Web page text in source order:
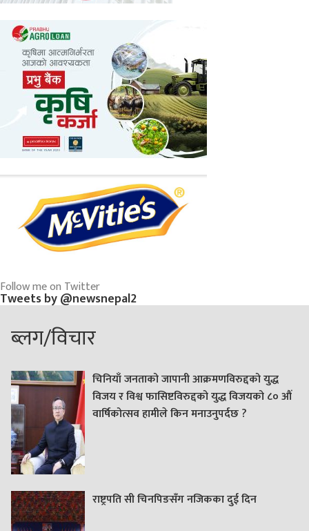
Follow me on Twitter
Tweets by @newsnepal2
ब्लग/विचार
चिनियाँ जनताको जापानी आक्रमणविरुद्दको युद्ध
विजय र विश्व फासिष्टविरुद्दको युद्ध विजयको ८० औं
वार्षिकोत्सव हामीले किन मनाउनुपर्दछ ?
राष्ट्रपति सी चिनपिङसँग नजिकका दुई दिन